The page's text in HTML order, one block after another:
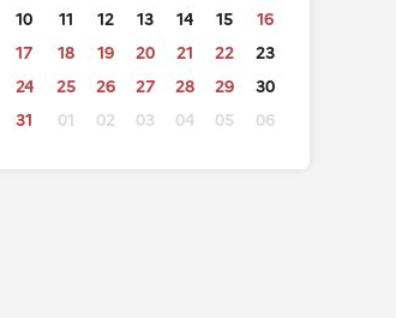
10
11 12 13 14 15
16
17
18 19 20 21 22
23
24
25 26 27 28 29
30
31
01 02 03 04 05 06